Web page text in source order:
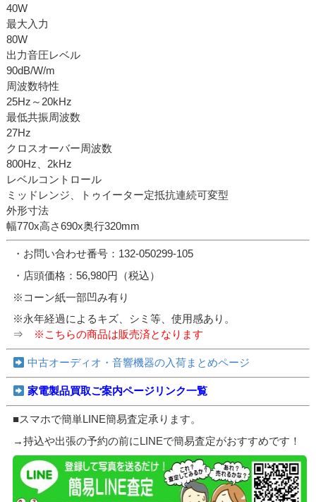
40W
最大入力
80W
出力音圧レベル
90dB/W/m
周波数特性
25Hz～20kHz
最低共振周波数
27Hz
クロスオーバー周波数
800Hz、2kHz
レベルコントロール
ミッドレンジ、トゥイーター定抵抗連続可変型
外形寸法
幅770x高さ690x奥行320mm
・お問い合わせ番号：132-050299-105
・店頭価格：56,980円（税込）
※コーン紙一部凹み有り
※永年経過によるキズ、シミ等、使用感あり。
⇒
※こちらの商品は販売済となります
中古オーディオ・音響機器の入荷まとめページ
家電製品買取ご案内ページリンク一覧
■スマホで簡単LINE簡易査定承ります。
→持込や出張の予約の前にLINEで簡易査定がおすすめです！